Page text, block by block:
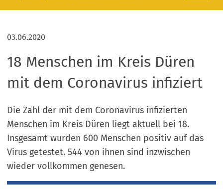
03.06.2020
18 Menschen im Kreis Düren
mit dem Coronavirus infiziert
Die Zahl der mit dem Coronavirus infizierten
Menschen im Kreis Düren liegt aktuell bei 18.
Insgesamt wurden 600 Menschen positiv auf das
Virus getestet. 544 von ihnen sind inzwischen
wieder vollkommen genesen.